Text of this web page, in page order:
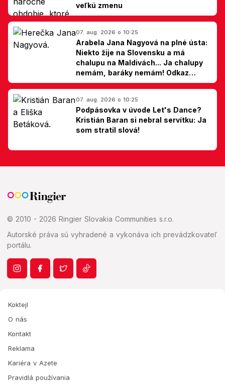
veľkú zmenu
07. aug. 2026 o 10:25
Arabela Jana Nagyová na plné ústa:
Niekto žije na Slovensku a má
chalupu na Maldivách... Ja chalupy
nemám, baráky nemám! Odkaz
Slovákom
07. aug. 2026 o 10:25
Podpásovka v úvode Let's Dance?
Kristián Baran si nebral servítku: Ja
som stratil slová!
© 2010 - 2026 Ringier Slovakia Communities s.r.o.
Autorské práva sú vyhradené a vykonáva ich prevádzkovateľ
portálu.
Koktejl
O nás
Kontakt
Reklama
Kariéra v Azete
Pravidlá používania